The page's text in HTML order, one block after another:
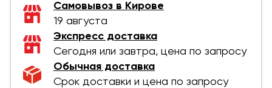
Самовывоз в Кирове
19 августа
Экспресс доставка
Сегодня или завтра, цена по запросу
Обычная доставка
Срок доставки и цена по запросу